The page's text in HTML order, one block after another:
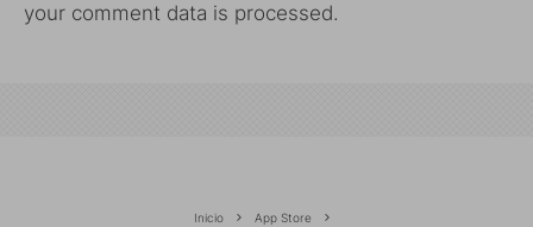
your comment data is processed.
Inicio
App Store